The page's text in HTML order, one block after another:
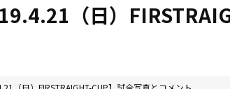
選手・スタッフ
（日）